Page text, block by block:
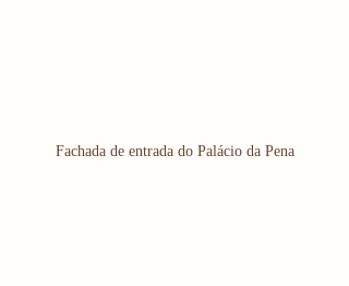
Fachada de entrada do Palácio da Pena